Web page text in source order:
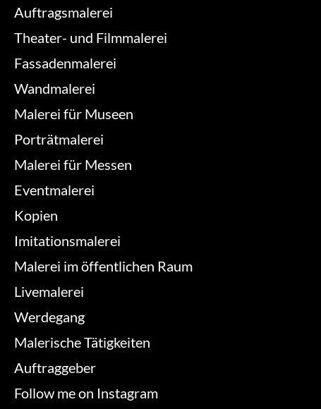
Auftragsmalerei
Theater- und Filmmalerei
Fassadenmalerei
Wandmalerei
Malerei für Museen
Porträtmalerei
Malerei für Messen
Eventmalerei
Kopien
Imitationsmalerei
Malerei im öffentlichen Raum
Livemalerei
Werdegang
Malerische Tätigkeiten
Auftraggeber
Follow me on Instagram